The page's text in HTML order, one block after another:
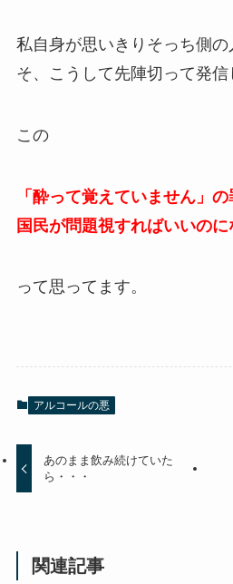
私自身が思いきりそっち側の
そ、こうして先陣切って発信
この
「酔って覚えていません」
国民が問題視すればいいのに
って思ってます。
アルコールの悪
あのまま飲み続けていた
ら・・・
関連記事